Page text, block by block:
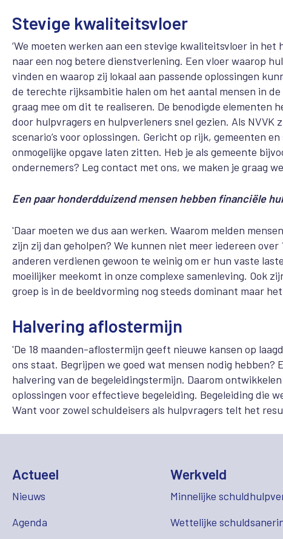
Stevige kwaliteitsvloer
‘We moeten werken aan een stevige kwaliteitsvloer in
naar een nog betere dienstverlening. Een vloer waarop
vinden en waarop zij lokaal aan passende oplossingen
de terechte rijksambitie halen om het aantal mensen in
graag mee om dit te realiseren. De benodigde elementen
door hulpvragers en hulpverleners snel gezien. Als
scenario’s voor oplossingen. Gericht op rijk, gemeenten
onmogelijke opgave laten zitten. Heb je als gemeente
ondernemers? Leg contact met ons, we maken je graag
Een paar honderdduizend mensen hebben financiële
'Daar moeten we dus aan werken. Waarom melden
zijn zij dan geholpen? We kunnen niet meer iedereen
anderen verdienen gewoon te weinig om er hun vaste
moeilijker meekomt in onze complexe samenleving. Ook
groep is in de beeldvorming nog steeds dominant maar
Halvering aflostermijn
'De 18 maanden-aflostermijn geeft nieuwe kansen op
ons staat. Begrijpen we goed wat mensen nodig
halvering van de begeleidingstermijn. Daarom
oplossingen voor effectieve begeleiding. Begeleiding die
Want voor zowel schuldeisers als hulpvragers telt het
Actueel
Nieuws
Agenda
Werkveld
Minnelijke
Wettelijke